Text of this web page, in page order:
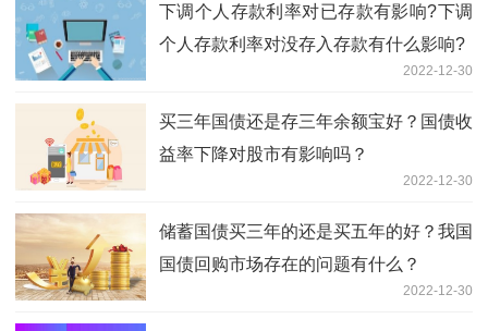
下调个人存款利率对已存款有影响?下调
个人存款利率对没存入存款有什么影响?
2022-12-30
买三年国债还是存三年余额宝好？国债收
益率下降对股市有影响吗？
2022-12-30
储蓄国债买三年的还是买五年的好？我国
国债回购市场存在的问题有什么？
2022-12-30